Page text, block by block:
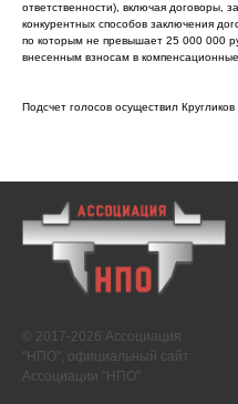
ответственности), включая договоры,
конкурентных способов заключения
по которым не превышает 25 000 000
внесенным взносам в
Подсчет голосов осуществил Кругликов
© 2017-2026 Ассоциация
"НПО", официальный сайт
Ассоциации "НПО"